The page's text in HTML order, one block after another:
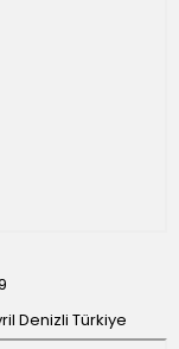
Denizli Türkiye